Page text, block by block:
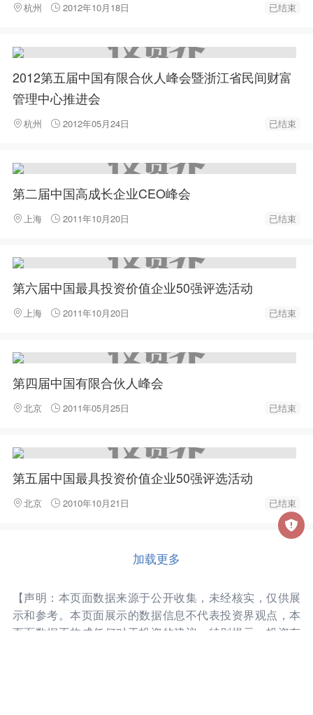
已结束
杭州 2012年10月18日
2012第五届中国有限合伙人峰会暨浙江省民间财富
管理中心推进会
已结束
杭州 2012年05月24日
第二届中国高成长企业CEO峰会
已结束
上海 2011年10月20日
第六届中国最具投资价值企业50强评选活动
已结束
上海 2011年10月20日
第四届中国有限合伙人峰会
已结束
北京 2011年05月25日
第五届中国最具投资价值企业50强评选活动
已结束
北京 2010年10月21日
加载更多
【声明：本页面数据来源于公开收集，未经核实，仅供展
示和参考。本页面展示的数据信息不代表投资界观点，本
页面数据不构成任何对于投资的建议。特别提示：投资有